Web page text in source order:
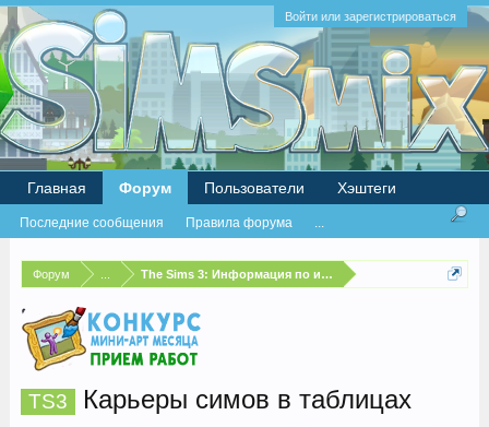
Войти или зарегистрироваться
Форум The Sims 3: Информация по игре
TS3 Карьеры симов в таблицах
Главная Форум
Последние сообщения Правила форума ...
Пользователи Хэштеги